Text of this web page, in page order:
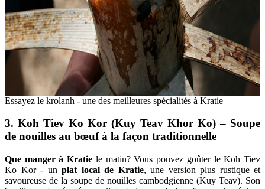
Essayez le krolanh - une des meilleures spécialités à Kratie
3. Koh Tiev Ko Kor (Kuy Teav Khor Ko) – Soupe
de nouilles au bœuf à la façon traditionnelle
Que manger à Kratie le matin? Vous pouvez goûter le Koh Tiev
Ko Kor - un plat local de Kratie, une version plus rustique et
savoureuse de la soupe de nouilles cambodgienne (Kuy Teav). Son